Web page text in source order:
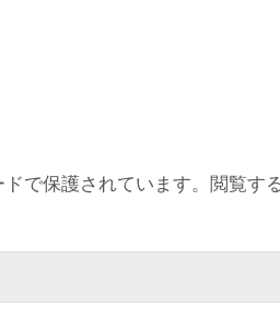
で保護されています。閲覧す